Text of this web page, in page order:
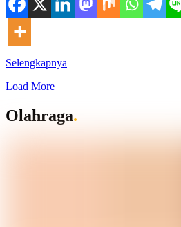
Selengkapnya
Load More
Olahraga.